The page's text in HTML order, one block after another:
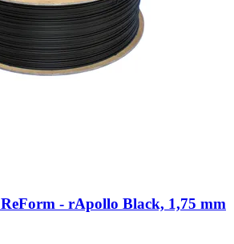
ReForm -​ rApollo Black, 1,75 mm